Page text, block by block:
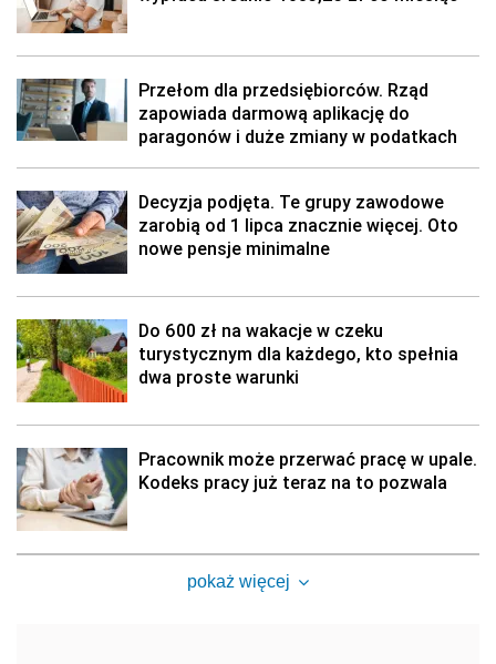
Przełom dla przedsiębiorców. Rząd
zapowiada darmową aplikację do
paragonów i duże zmiany w podatkach
Decyzja podjęta. Te grupy zawodowe
zarobią od 1 lipca znacznie więcej. Oto
nowe pensje minimalne
Do 600 zł na wakacje w czeku
turystycznym dla każdego, kto spełnia
dwa proste warunki
Pracownik może przerwać pracę w upale.
Kodeks pracy już teraz na to pozwala
pokaż więcej